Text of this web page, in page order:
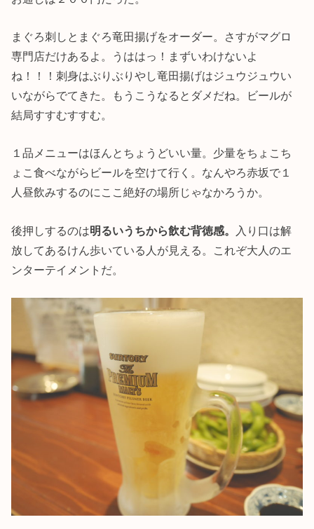
まぐろ刺しとまぐろ竜田揚げをオーダー。さすがマグロ
専門店だけあるよ。うははっ！まずいわけないよ
ね！！！刺身はぶりぶりやし竜田揚げはジュウジュウい
いながらでてきた。もうこうなるとダメだね。ビールが
結局すすむすすむ。
１品メニューはほんとちょうどいい量。少量をちょこち
ょこ食べながらビールを空けて行く。なんやろ赤坂で１
人昼飲みするのにここ絶好の場所じゃなかろうか。
後押しするのは明るいうちから飲む背徳感。
入り口は解
放してあるけん歩いている人が見える。これぞ大人のエ
ンターテイメントだ。